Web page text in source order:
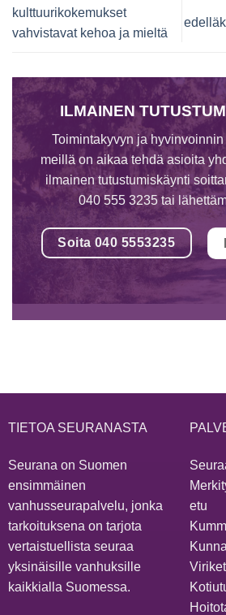
kulttuurikokemukset
vahvistavat kehoa ja mieltä
ILMAINEN
Toimintakyvyn ja
meillä on aikaa tehdä asioita
ilmainen tutustumiskäynti
040 555 3235 tai
Soita 040 5553235
TIETOA SEURANASTA
Seurana on Suomen
ensimmäinen
vanhusseurapalvelu, jonka
tarkoituksena on tarjota
vertaistuellista seuraa
yksinäisille vanhuksille
kaikkialla Suomessa.
etu